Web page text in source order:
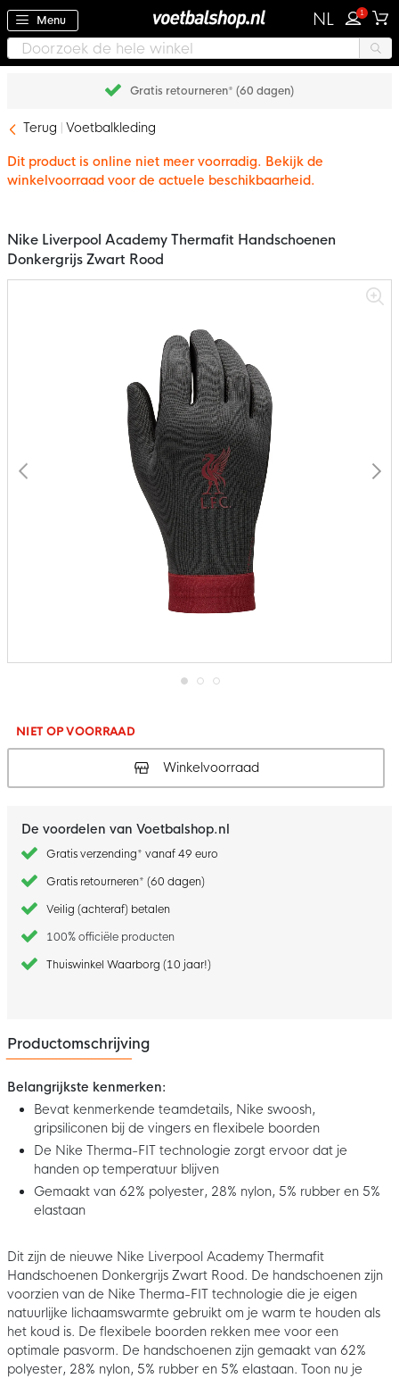
Menu NL 1
Gratis retourneren* (60 dagen)
Terug Voetbalkleding
Dit product is online niet meer voorradig. Bekijk de
winkelvoorraad voor de actuele beschikbaarheid.
het
Nike Liverpool Academy Thermafit Handschoenen
Donkergrijs Zwart Rood
NIET OP VOORRAAD
Winkelvoorraad
De voordelen van Voetbalshop.nl
Gratis verzending* vanaf 49 euro
Gratis retourneren* (60 dagen)
Veilig (achteraf) betalen
100% officiële producten
Thuiswinkel Waarborg (10 jaar!)
Productomschrijving
Belangrijkste kenmerken:
Bevat kenmerkende teamdetails, Nike swoosh,
gripsiliconen bij de vingers en flexibele boorden
De Nike Therma-FIT technologie zorgt ervoor dat je
handen op temperatuur blijven
Gemaakt van 62% polyester, 28% nylon, 5% rubber en 5%
elastaan
Dit zijn de nieuwe Nike Liverpool Academy Thermafit
Handschoenen Donkergrijs Zwart Rood. De handschoenen zijn
voorzien van de Nike Therma-FIT technologie die je eigen
natuurlijke lichaamswarmte gebruikt om je warm te houden als
het koud is. De flexibele boorden rekken mee voor een
optimale pasvorm. De handschoenen zijn gemaakt van 62%
polyester, 28% nylon, 5% rubber en 5% elastaan. Toon nu je